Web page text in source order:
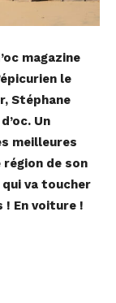
magazine
le
Stéphane
Un
meilleures
de son
qui va toucher
En voiture !